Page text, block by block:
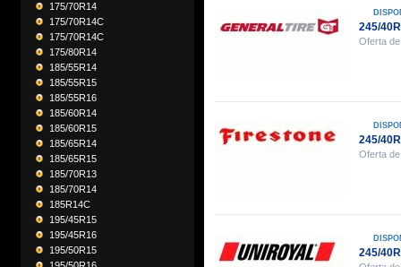
175/70R14
175/70R14C
175/70R14C
175/80R14
185/55R14
185/55R15
185/55R16
185/60R14
185/60R15
185/65R14
185/65R15
185/70R13
185/70R14
185R14C
195/45R15
195/45R16
195/50R15
245/
Oferta
245/
Oferta
245/